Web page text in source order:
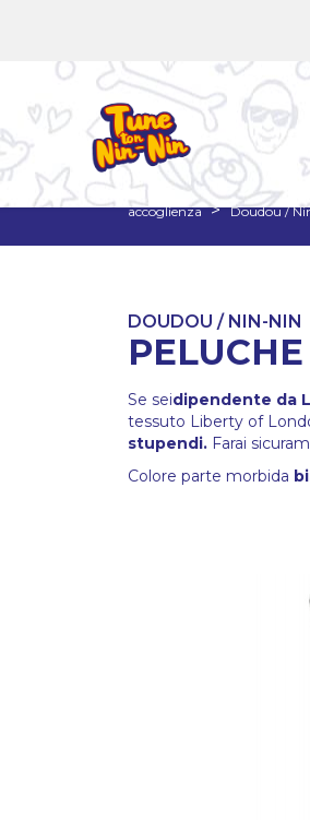
accoglienza Doudou /
DOUDOU / NIN-NIN
Se seidipendente da
tessuto Liberty of
stupendi. Farai
Colore parte morbida